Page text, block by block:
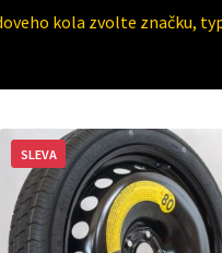
kola zvolte značku,
SLEVA